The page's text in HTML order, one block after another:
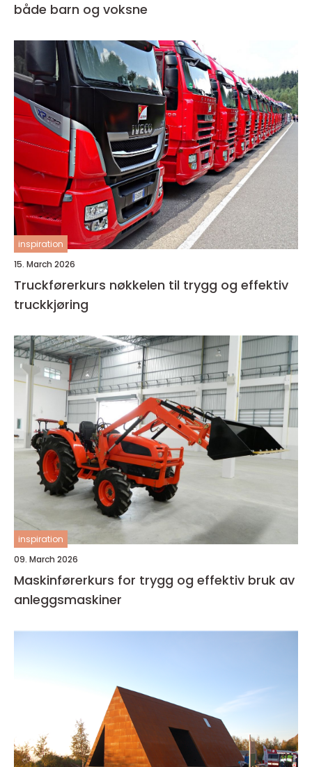
både barn og voksne
inspiration
15. March 2026
Truckførerkurs nøkkelen til trygg og effektiv
truckkjøring
inspiration
09. March 2026
Maskinførerkurs for trygg og effektiv bruk av
anleggsmaskiner